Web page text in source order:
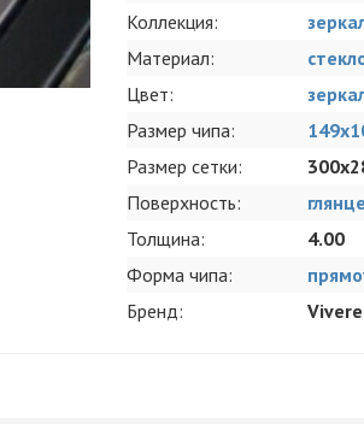
Коллекция:
Материал:
Цвет:
Размер чипа:
Размер сетки:
Поверхность:
Толщина:
4.00
Форма чипа:
Бренд: